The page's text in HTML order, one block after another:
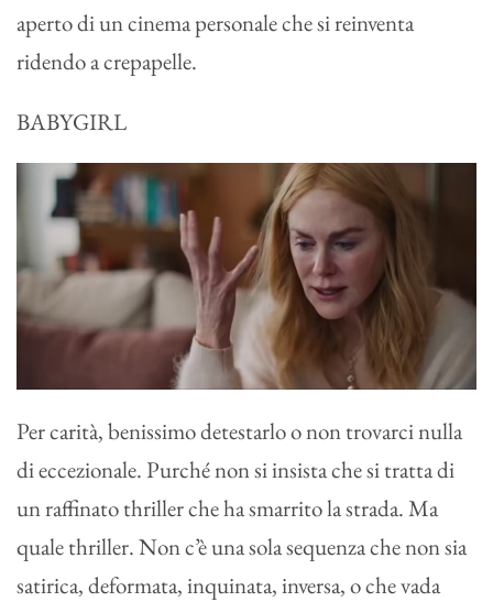
aperto di un cinema personale che si reinventa
ridendo a crepapelle.
BABYGIRL
Per carità, benissimo detestarlo o non trovarci nulla
di eccezionale. Purché non si insista che si tratta di
un raffinato thriller che ha smarrito la strada. Ma
quale thriller. Non c’è una sola sequenza che non sia
satirica, deformata, inquinata, inversa, o che vada